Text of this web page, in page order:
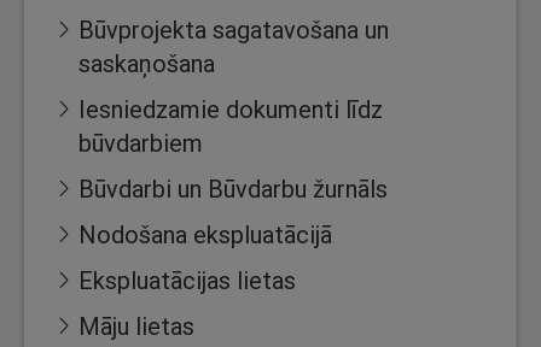
Būvprojekta sagatavošana un
saskaņošana
Iesniedzamie dokumenti līdz
būvdarbiem
Būvdarbi un Būvdarbu žurnāls
Nodošana ekspluatācijā
Ekspluatācijas lietas
Māju lietas